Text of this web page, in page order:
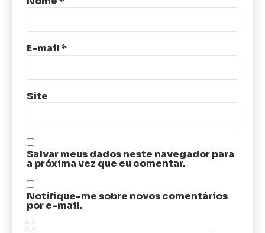
E-mail*
Site
Salvar meus dados neste navegador para
a próxima vez que eu comentar.
Notifique-me sobre novos comentários
por e-mail.